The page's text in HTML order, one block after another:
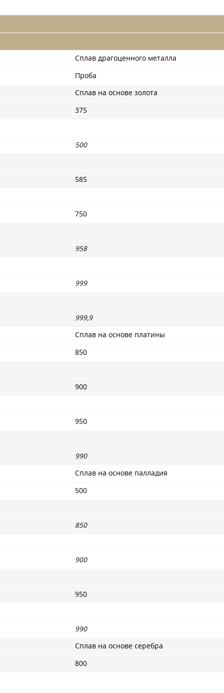
Сплав драгоценного металла
Проба
Сплав на основе золота
375
500
585
750
958
999
999,9
Сплав на основе платины
850
900
950
990
Сплав на основе палладия
500
850
900
950
990
Сплав на основе серебра
800